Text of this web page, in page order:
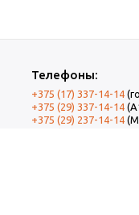
Телефоны:
+375 (17) 337-14-14
+375 (29) 337-14-14
+375 (29) 237-14-14